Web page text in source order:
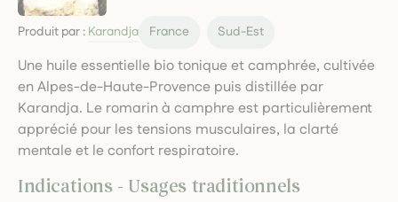
Produit par : Karandja France Sud-Est
Une huile essentielle bio tonique et camphrée, cultivée
en Alpes-de-Haute-Provence puis distillée par
Karandja. Le romarin à camphre est particulièrement
apprécié pour les tensions musculaires, la clarté
mentale et le confort respiratoire.
Indications - Usages traditionnels